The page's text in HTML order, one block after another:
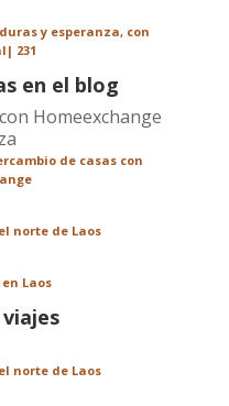
y esperanza, con
231
en el blog
de casas con
norte de Laos
Laos
norte de Laos